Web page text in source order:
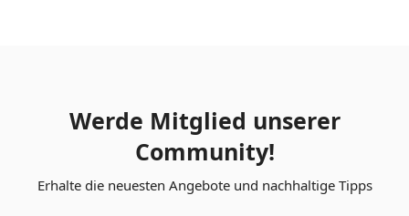
Werde Mitglied unserer
Community!
Erhalte die neuesten Angebote und nachhaltige Tipps